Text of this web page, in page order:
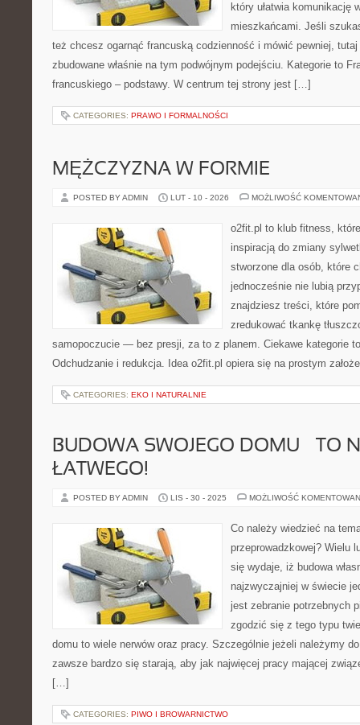
który ułatwia komunikację
mieszkańcami. Jeśli
też chcesz ogarnąć francuską codzienność i mówić pewniej, tutaj
zbudowane właśnie na tym podwójnym podejściu. Kategorie to
francuskiego – podstawy. W centrum tej strony jest […]
CATEGORIES: PRAWO I FORMALNOŚCI
MĘŻCZYZNA W FORMIE
POSTED BY ADMIN LUT - 10 - 2026 MOŻLIWOŚĆ
o2fit.pl to klub fitness,
inspiracją do zmiany
stworzone dla osób, które
jednocześnie nie lubią
znajdziesz treści, które
zredukować tkankę
samopoczucie — bez presji, za to z planem. Ciekawe kategorie
Odchudzanie i redukcja. Idea o2fit.pl opiera się na prostym
CATEGORIES: EKO I NATURALNIE
BUDOWA SWOJEGO DOMU – TO
ŁATWEGO!
POSTED BY ADMIN LIS - 30 - 2025 MOŻLIWOŚĆ
Co należy wiedzieć na
przeprowadzkowej? Wielu
się wydaje, iż budowa
najzwyczajniej w świecie
jest zebranie potrzebnych
zgodzić się z tego typu
domu to wiele nerwów oraz pracy. Szczególnie jeżeli należymy
zawsze bardzo się starają, aby jak najwięcej pracy mającej
[…]
CATEGORIES: PIWO I BROWARNICTWO